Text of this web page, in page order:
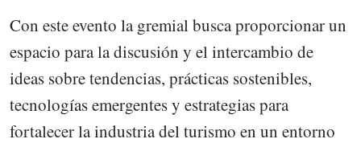
Con este evento la gremial busca proporcionar un
espacio para la discusión y el intercambio de
ideas sobre tendencias, prácticas sostenibles,
tecnologías emergentes y estrategias para
fortalecer la industria del turismo en un entorno